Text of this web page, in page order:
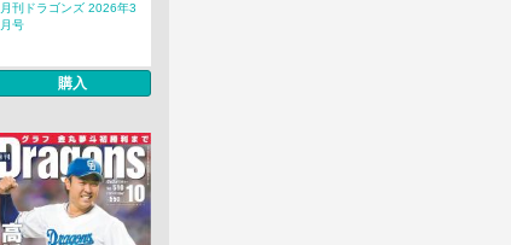
月刊ドラゴンズ 2026年3
月号
購入